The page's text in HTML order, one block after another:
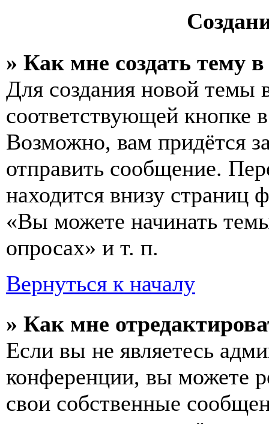
» Как мне создать тему
Для создания новой темы
соответствующей кнопке
Возможно, вам придётся
отправить сообщение.
находится внизу
«Вы можете начинать
опросах» и т. п.
Вернуться к началу
» Как мне
Если вы не являетесь
конференции, вы можете
свои собственные